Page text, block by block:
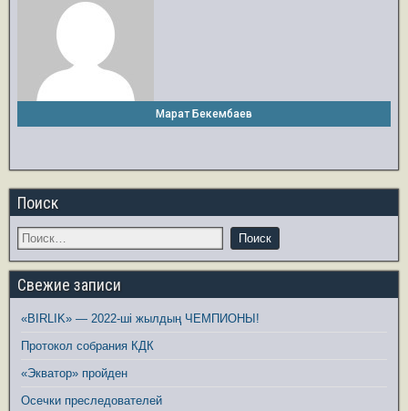
Марат Бекембаев
Поиск
Свежие записи
«BIRLIK» — 2022-ші жылдың ЧЕМПИОНЫ!
Протокол собрания КДК
«Экватор» пройден
Осечки преследователей